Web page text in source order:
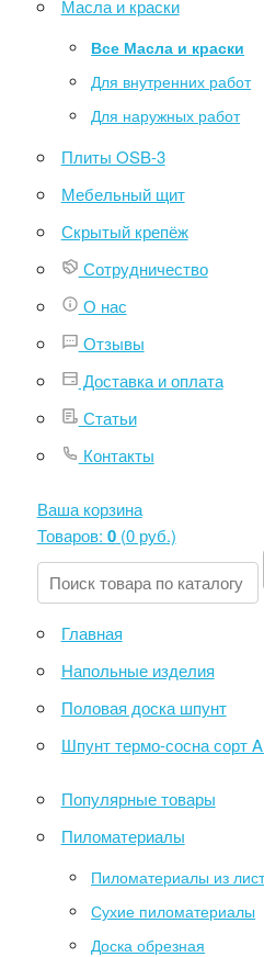
Масла и краски
Все Масла и краски
Для внутренних работ
Для наружных работ
Плиты OSB-3
Мебельный щит
Скрытый крепёж
Сотрудничество
О нас
Отзывы
Доставка и оплата
Статьи
Контакты
Ваша корзина
Товаров: 0(0 руб.)
Главная
Напольные изделия
Половая доска шпунт
Шпунт термо-сосна сорт
Популярные товары
Пиломатериалы
Пиломатериалы из
Сухие пиломатериалы
Доска обрезная